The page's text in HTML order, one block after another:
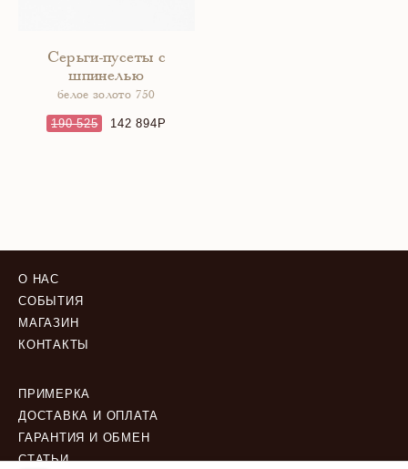
Серьги-пусеты с
шпинелью
белое золото 750
190 525 142 894
О НАС
СОБЫТИЯ
МАГАЗИН
КОНТАКТЫ
ПРИМЕРКА
ДОСТАВКА И ОПЛАТА
ГАРАНТИЯ И ОБМЕН
СТАТЬИ